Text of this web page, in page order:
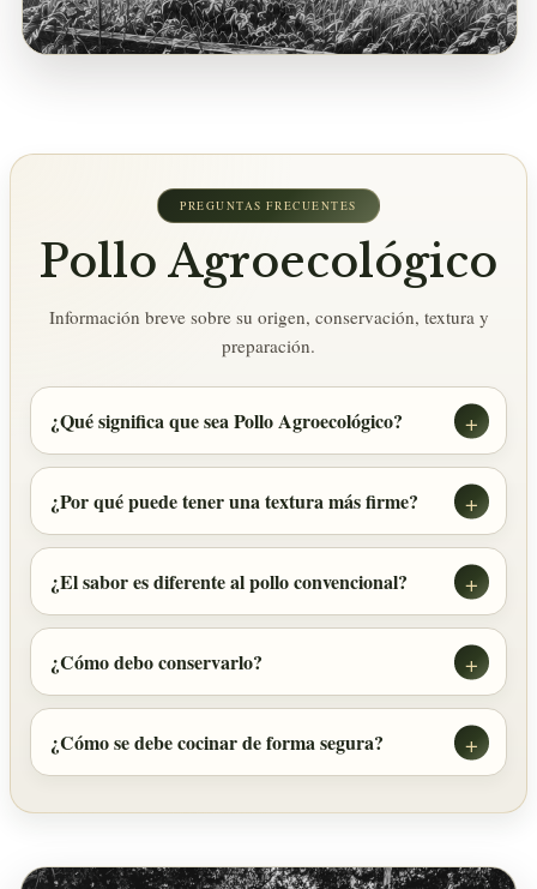
PREGUNTAS FRECUENTES
Pollo Agroecológico
Información breve sobre su origen, conservación, textura y
preparación.
¿Qué significa que sea Pollo Agroecológico?
¿Por qué puede tener una textura más firme?
¿El sabor es diferente al pollo convencional?
¿Cómo debo conservarlo?
¿Cómo se debe cocinar de forma segura?